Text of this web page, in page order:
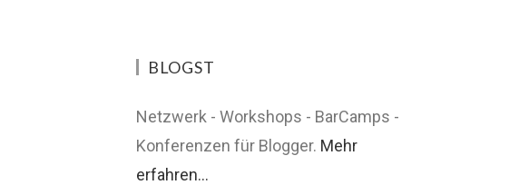
BLOGST
Netzwerk - Workshops - BarCamps -
Konferenzen für Blogger. Mehr
erfahren...